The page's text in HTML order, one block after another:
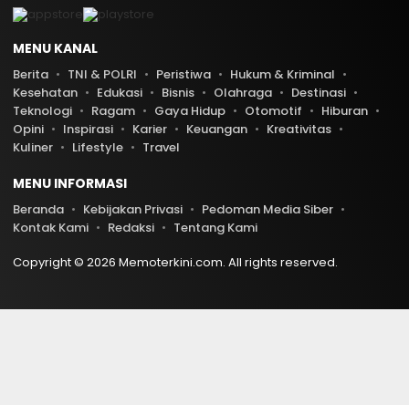
MENU KANAL
Berita TNI & POLRI Peristiwa
Hukum & Kriminal
Kesehatan
Edukasi Bisnis Olahraga
Destinasi
Teknologi
Ragam Gaya Hidup Otomotif
Hiburan
Opini
Inspirasi Karier Keuangan
Kreativitas
Kuliner
Lifestyle Travel
MENU INFORMASI
Beranda Kebijakan Privasi
Pedoman Media Siber
Kontak Kami
Redaksi
Tentang Kami
Copyright © 2026 Memoterkini.com. All rights reserved.